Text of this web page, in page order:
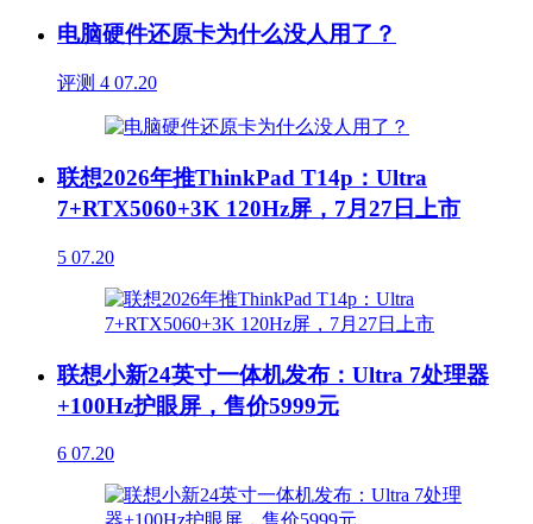
电脑硬件还原卡为什么没人用了？
评测 4 07.20
联想2026年推ThinkPad T14p：Ultra
7+RTX5060+3K 120Hz屏，7月27日上市
5 07.20
联想小新24英寸一体机发布：Ultra 7处理器
+100Hz护眼屏，售价5999元
6 07.20